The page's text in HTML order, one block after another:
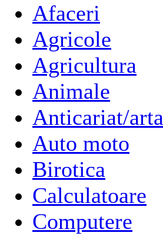
Afaceri
Agricole
Agricultura
Animale
Anticariat/arta
Auto moto
Birotica
Calculatoare
Computere